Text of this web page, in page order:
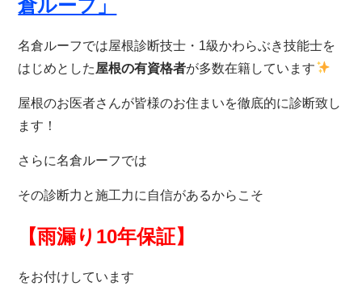
倉ルーフ」
名倉ルーフでは屋根診断技士・1級かわらぶき技能士を
はじめとした屋根の有資格者が多数在籍しています
屋根のお医者さんが皆様のお住まいを徹底的に診断致し
ます！
さらに名倉ルーフでは
その診断力と施工力に自信があるからこそ
【雨漏り10年保証】
をお付けしています